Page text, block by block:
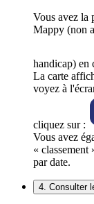
Vous avez la
Mappy (non
handicap) en
La carte
voyez à
cliquez sur :
Vous avez
« classement
par date.
4. Consulter